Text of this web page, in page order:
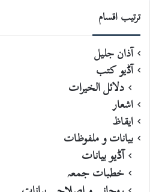
ترتیب اقسام
آذان جلیل
آڈیو کتب
دلائل الخیرات
اشعار
ایقاظ
بیانات و ملفوظات
آڈیو بیانات
خطبات جمعہ